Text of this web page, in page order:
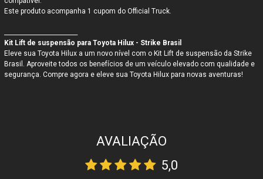
Este produto acompanha 1 cupom do Official Truck.
Kit Lift de suspensão para Toyota Hilux - Strike Brasil
Eleve sua Toyota Hilux a um novo nível com o Kit Lift de suspensão da Strike
Brasil. Aproveite todos os benefícios de um veículo elevado com qualidade e
segurança. Compre agora e eleve sua Toyota Hilux para novas aventuras!
AVALIAÇÃO
5,0